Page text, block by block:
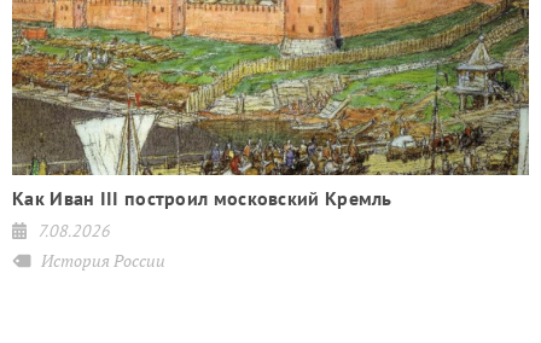
Как Иван III построил московский Кремль
7.08.2026
История России